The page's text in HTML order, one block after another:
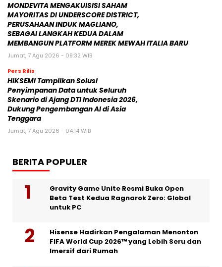
MONDEVITA MENGAKUISISI SAHAM
MAYORITAS DI UNDERSCORE DISTRICT,
PERUSAHAAN INDUK MAGLIANO,
SEBAGAI LANGKAH KEDUA DALAM
MEMBANGUN PLATFORM MEREK MEWAH ITALIA BARU
Jumat, 7 Agu 2026 - 09:32 WIB
Pers Rilis
HIKSEMI Tampilkan Solusi
Penyimpanan Data untuk Seluruh
Skenario di Ajang DTI Indonesia 2026,
Dukung Pengembangan AI di Asia
Tenggara
Jumat, 7 Agu 2026 - 04:14 WIB
BERITA POPULER
Gravity Game Unite Resmi Buka Open
Beta Test Kedua Ragnarok Zero: Global
untuk PC
Hisense Hadirkan Pengalaman Menonton
FIFA World Cup 2026™ yang Lebih Seru dan
Imersif dari Rumah